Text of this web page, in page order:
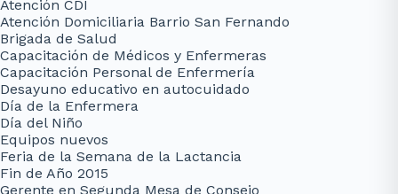
Atención CDI
Atención Domiciliaria Barrio San Fernando
Brigada de Salud
Capacitación de Médicos y Enfermeras
Capacitación Personal de Enfermería
Desayuno educativo en autocuidado
Día de la Enfermera
Día del Niño
Equipos nuevos
Feria de la Semana de la Lactancia
Fin de Año 2015
Gerente en Segunda Mesa de Consejo